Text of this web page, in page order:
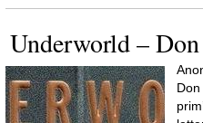
Underworld –